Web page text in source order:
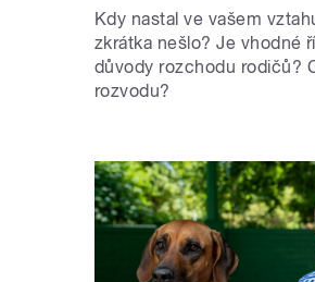
Kdy nastal ve vašem
zkrátka nešlo? Je vhodné
důvody rozchodu rodičů?
rozvodu?